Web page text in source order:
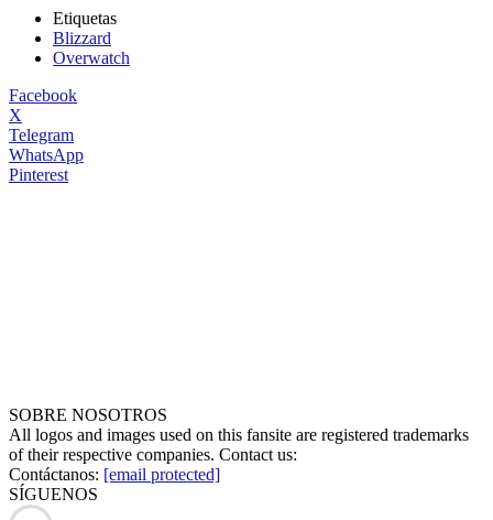
Etiquetas
Blizzard
Overwatch
Facebook
X
Telegram
WhatsApp
Pinterest
SOBRE NOSOTROS
All logos and images used on this fansite are registered trademarks
of their respective companies. Contact us:
Contáctanos: [email protected]
SÍGUENOS